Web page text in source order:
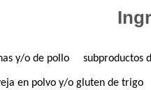
y/o de pollo subproductos
en polvo y/o gluten de trigo